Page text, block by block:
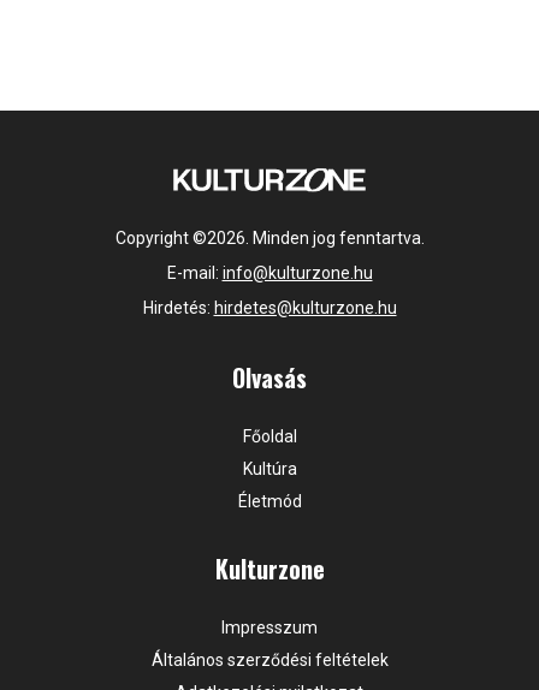
Copyright ©2026. Minden jog fenntartva.
E-mail: info@kulturzone.hu
Hirdetés: hirdetes@kulturzone.hu
Olvasás
Főoldal
Kultúra
Életmód
Kulturzone
Impresszum
Általános szerződési feltételek